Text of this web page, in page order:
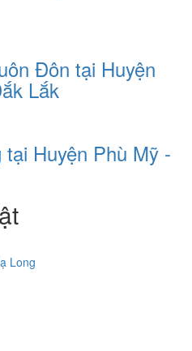
Đôn tại Huyện
Lắk
Huyện Phù Mỹ -
Long